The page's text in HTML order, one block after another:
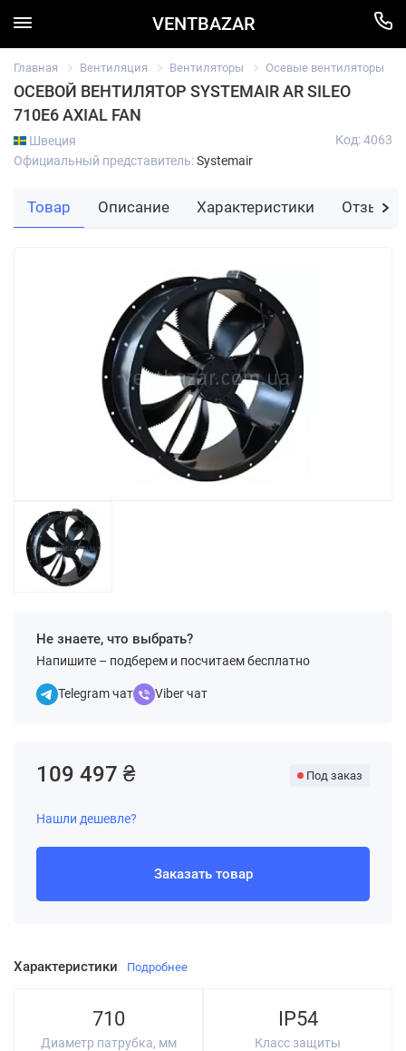
VENTBAZAR
Главная Вентиляция Вентиляторы Осевые вентиляторы
ОСЕВОЙ ВЕНТИЛЯТОР SYSTEMAIR AR SILEO
710E6 AXIAL FAN
Швеция
Официальный представитель:Systemair
Код: 4063
Не знаете, что выбрать?
Напишите – подберем и посчитаем бесплатно
Telegram чат Viber чат
Характеристики Подробнее
710
Диаметр патрубка, мм
IP54
Класс защиты
109 497 ₴ Под заказ
Нашли дешевле?
Заказать товар
Товар Описание Характеристики Отзывы